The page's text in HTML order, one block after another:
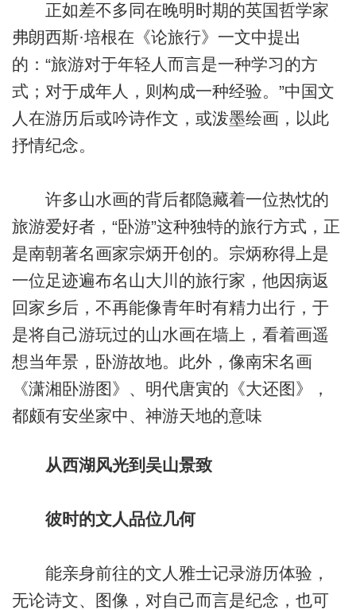
正如差不多同在晚明时期的英国哲学家
弗朗西斯·培根在《论旅行》一文中提出
的：“旅游对于年轻人而言是一种学习的方
式；对于成年人，则构成一种经验。”中国文
人在游历后或吟诗作文，或泼墨绘画，以此
抒情纪念。
许多山水画的背后都隐藏着一位热忱的
旅游爱好者，“卧游”这种独特的旅行方式，正
是南朝著名画家宗炳开创的。宗炳称得上是
一位足迹遍布名山大川的旅行家，他因病返
回家乡后，不再能像青年时有精力出行，于
是将自己游玩过的山水画在墙上，看着画遥
想当年景，卧游故地。此外，像南宋名画
《潇湘卧游图》、明代唐寅的《大还图》，
都颇有安坐家中、神游天地的意味
从西湖风光到吴山景致
彼时的文人品位几何
能亲身前往的文人雅士记录游历体验，
无论诗文、图像，对自己而言是纪念，也可